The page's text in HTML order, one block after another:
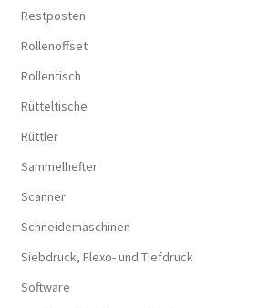
Restposten
Rollenoffset
Rollentisch
Rütteltische
Rüttler
Sammelhefter
Scanner
Schneidemaschinen
Siebdruck, Flexo- und Tiefdruck
Software